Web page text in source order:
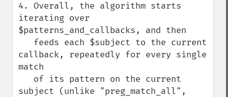
4. Overall, the algorithm starts
iterating over
$patterns_and_callbacks, and then
callback, repeatedly for every single
match
subject (unlike "preg_match_all",